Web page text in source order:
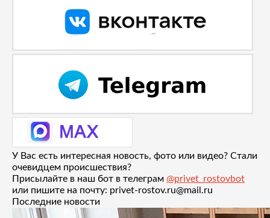
У Вас есть интересная новость, фото или видео? Стали
очевидцем происшествия?
Присылайте в наш бот в телеграм @privet_rostovbot
или пишите на почту: privet-rostov.ru@mail.ru
Последние новости